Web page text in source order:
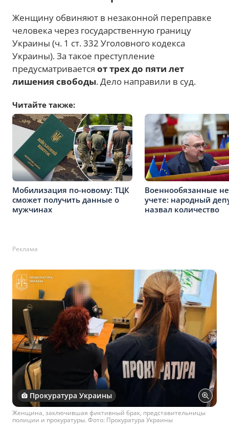
Женщину обвиняют в незаконной переправке
человека через государственную границу
Украины (ч. 1 ст. 332 Уголовного кодекса
Украины). За такое преступление
предусматривается от трех до пяти лет
лишения свободы. Дело направили в суд.
Читайте также:
Мобилизация по-новому: ТЦК
сможет получить данные о
мужчинах
Военнообязанные
учете: народный
назвал количество
Реклама
Прокуратура Украины
Женщина, заключившая фиктивный брак, представительницы
полиции и прокуратуры. Фото: Прокуратура Украины